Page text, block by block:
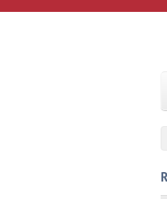
Overslaan en naar de inhoud gaan